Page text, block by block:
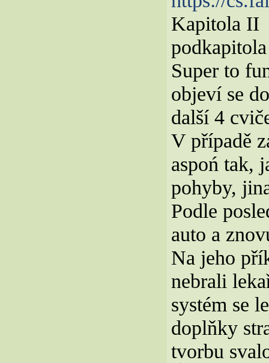
Kapitola II
Super to
objeví se
další 4
V případě
aspoń tak,
pohyby,
Podle
auto a
Na jeho
nebrali
systém se
doplňky
tvorbu